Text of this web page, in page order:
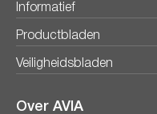
Informatief
Productbladen
Veiligheidsbladen
Over AVIA